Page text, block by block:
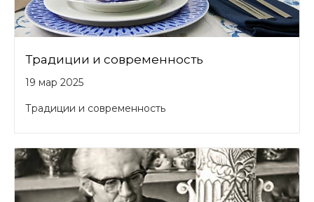
Традиции и современность
19 мар 2025
Традиции и современность